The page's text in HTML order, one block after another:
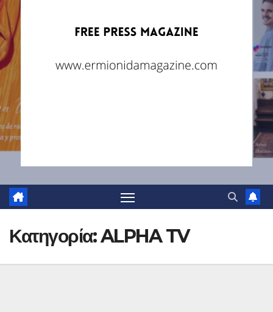
Κατηγορία:ALPHA TV